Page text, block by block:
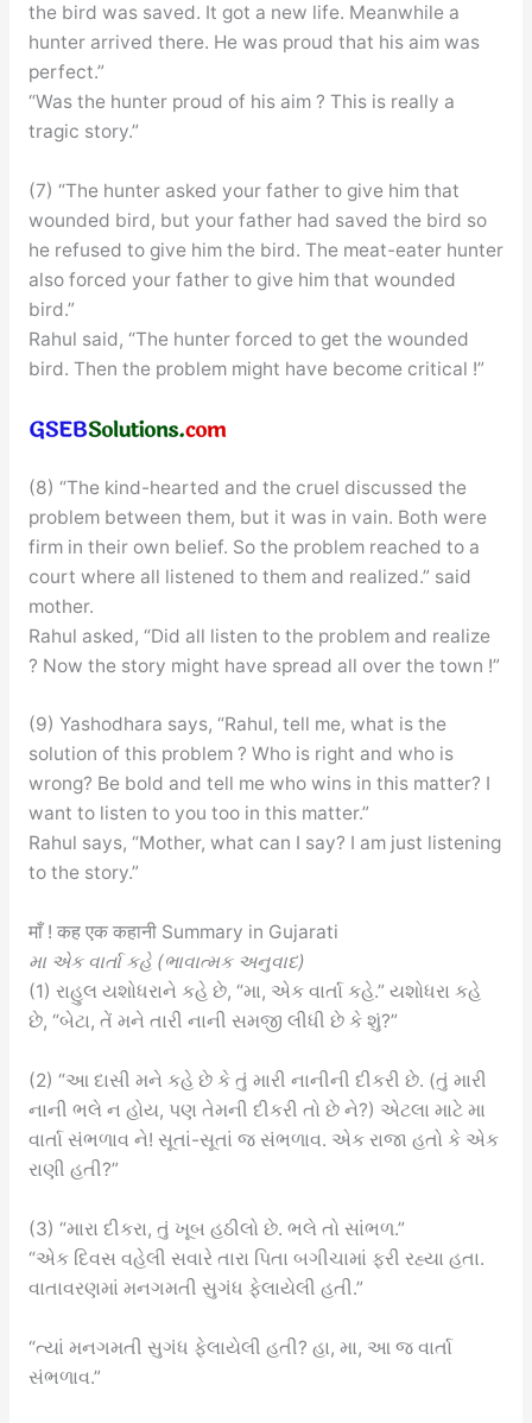
the bird was saved. It got a new life. Meanwhile a
hunter arrived there. He was proud that his aim was
perfect.”
“Was the hunter proud of his aim ? This is really a
tragic story.”
(7) “The hunter asked your father to give him that
wounded bird, but your father had saved the bird so
he refused to give him the bird. The meat-eater hunter
also forced your father to give him that wounded
bird.”
Rahul said, “The hunter forced to get the wounded
bird. Then the problem might have become critical !”
(8) “The kind-hearted and the cruel discussed the
problem between them, but it was in vain. Both were
firm in their own belief. So the problem reached to a
court where all listened to them and realized.” said
mother.
Rahul asked, “Did all listen to the problem and realize
? Now the story might have spread all over the town !”
(9) Yashodhara says, “Rahul, tell me, what is the
solution of this problem ? Who is right and who is
wrong? Be bold and tell me who wins in this matter? I
want to listen to you too in this matter.”
Rahul says, “Mother, what can I say? I am just listening
to the story.”
माँ ! कह एक कहानी Summary in Gujarati
મા એક વાર્તા કહે (ભાવાત્મક અનુવાદ)
(1) રાહુલ યશોધરાને કહે છે, “મા, એક વાર્તા કહે.” યશોધરા કહે
છે, “બેટા, તેં મને તારી નાની સમજી લીધી છે કે શું?”
(2) “આ દાસી મને કહે છે કે તું મારી નાનીની દીકરી છે. (તું મારી
નાની ભલે ન હોય, પણ તેમની દીકરી તો છે ને?) એટલા માટે મા
વાર્તા સંભળાવ ને! સૂતાં-સૂતાં જ સંભળાવ. એક રાજા હતો કે એક
રાણી હતી?”
(3) “મારા દીકરા, તું ખૂબ હઠીલો છે. ભલે તો સાંભળ.”
“એક દિવસ વહેલી સવારે તારા પિતા બગીચામાં ફરી રહ્યા હતા.
વાતાવરણમાં મનગમતી સુગંધ ફેલાયેલી હતી.”
“ત્યાં મનગમતી સુગંધ ફેલાયેલી હતી? હા, મા, આ જ વાર્તા
સંભળાવ.”